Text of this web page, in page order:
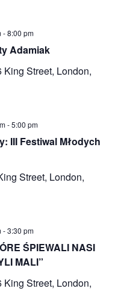
Adamiak
-8:00 pm
King Street, London,
III Festiwal Młodych
-5:00 pm
Street, London,
ŚPIEWALI NASI
MALI”
-3:30 pm
King Street, London,